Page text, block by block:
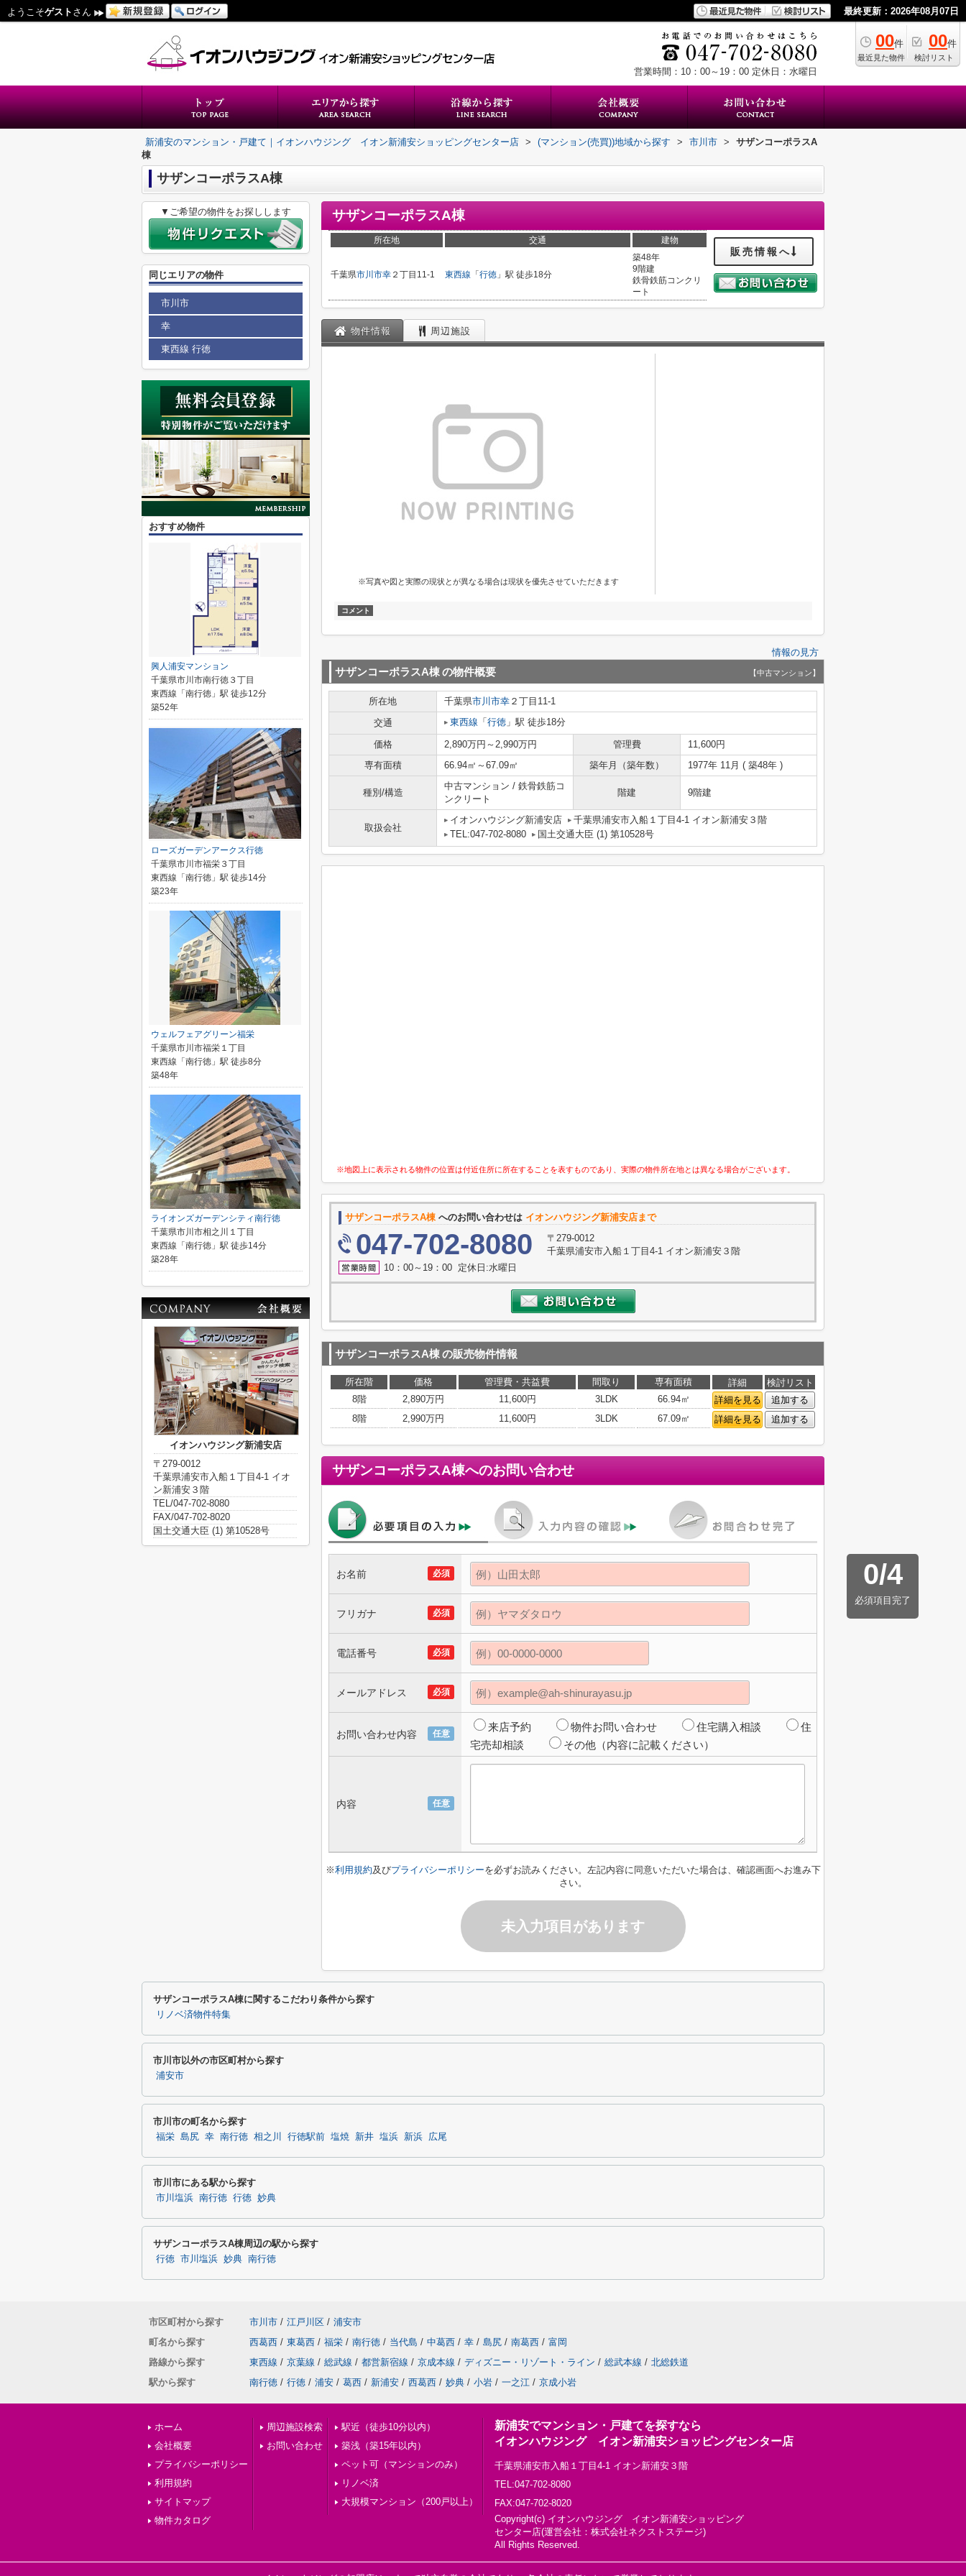
ようこそゲスト さん 最終更新：2026年08月07日
00件
最近見た物件
00件
検討リスト
営業時間：10：00～19：00 定休日：水曜日
新浦安のマンション・戸建て｜イオンハウジング イオン新浦安ショッピングセンター店 > (マンション(売買))地域から探す > 市川市 >
サザンコーポラスA
棟
サザンコーポラスA棟
サザンコーポラスA棟
所在地 交通 建物
千葉県市川市幸 ２丁目11-1 東西線 「 行徳 」駅 徒歩18分
築48年
9階建
鉄骨鉄筋コンクリ
ート
販売情報へ
物件情報 周辺施設
※写真や図と実際の現状とが異なる場合は現状を優先させていただきます
コメント
情報の見方
サザンコーポラスA棟の物件概要 【中古マンション】
所在地 千葉県市川市幸 ２丁目11-1
交通
東西線 「 行徳 」駅 徒歩18分
価格 2,890万円～2,990万円 管理費
11,600円
専有面積
66.94㎡～67.09㎡ 築年月（築年数） 1977年 11月 ( 築48年 )
種別/構造
中古マンション / 鉄骨鉄筋コ
ンクリート
階建 9階建
取扱会社
イオンハウジング新浦安店
千葉県浦安市入船１丁目4-1 イオン新浦安３階
TEL:047-702-8080
国土交通大臣 (1) 第10528号
※地図上に表示される物件の位置は付近住所に所在することを表すものであり、実際の物件所在地とは異なる場合がございます。
サザンコーポラスA棟 へのお問い合わせは イオンハウジング新浦安店まで
047-702-8080
〒279-0012
千葉県浦安市入船１丁目4-1 イオン新浦安３階
10：00～19：00 定休日:水曜日
サザンコーポラスA棟の販売物件情報
所在階 価格 管理費・共益費 間取り 専有面積 詳細
検討リスト
8階
2,890万円 11,600円 3LDK 66.94㎡ 詳細を見る
追加する
8階
2,990万円 11,600円 3LDK 67.09㎡ 詳細を見る 追加する
サザンコーポラスA棟へのお問い合わせ
0/4
必須項目完了
必須
お名前
必須
フリガナ
必須
電話番号
必須
メールアドレス
任意
お問い合わせ内容
来店予約 物件お問い合わせ 住宅購入相談
住
宅売却相談
その他（内容に記載ください）
任意
内容
※利用規約及びプライバシーポリシーを必ずお読みください。左記内容に同意いただいた場合は、確認画面へお進み下
さい。
未入力項目があります
▼ご希望の物件をお探しします
同じエリアの物件
市川市
幸
東西線 行徳
おすすめ物件
興人浦安マンション
千葉県市川市南行徳３丁目
東西線「南行徳」駅 徒歩12分
築52年
ローズガーデンアークス行徳
千葉県市川市福栄３丁目
東西線「南行徳」駅 徒歩14分
築23年
ウェルフェアグリーン福栄
千葉県市川市福栄１丁目
東西線「南行徳」駅 徒歩8分
築48年
ライオンズガーデンシティ南行徳
千葉県市川市相之川１丁目
東西線「南行徳」駅 徒歩14分
築28年
イオンハウジング新浦安店
〒279-0012
千葉県浦安市入船１丁目4-1 イオ
ン新浦安３階
TEL/047-702-8080
FAX/047-702-8020
国土交通大臣 (1) 第10528号
サザンコーポラスA棟に関するこだわり条件から探す
リノベ済物件特集
市川市以外の市区町村から探す
浦安市
市川市の町名から探す
福栄 島尻 幸 南行徳 相之川 行徳駅前 塩焼 新井 塩浜 新浜 広尾
市川市にある駅から探す
市川塩浜 南行徳 行徳 妙典
サザンコーポラスA棟周辺の駅から探す
行徳 市川塩浜 妙典 南行徳
市区町村から探す 市川市 / 江戸川区 / 浦安市
町名から探す
西葛西 / 東葛西 / 福栄 / 南行徳 / 当代島 / 中葛西 / 幸 / 島尻 / 南葛西 / 富岡
路線から探す
東西線 / 京葉線 / 総武線 / 都営新宿線 / 京成本線 / ディズニー・リゾート・ライン / 総武本線 / 北総鉄道
駅から探す
南行徳 / 行徳 / 浦安 / 葛西 / 新浦安 / 西葛西 / 妙典 / 小岩 / 一之江 / 京成小岩
ホーム
会社概要
プライバシーポリシー
利用規約
サイトマップ
物件カタログ
周辺施設検索
お問い合わせ
駅近（徒歩10分以内）
築浅（築15年以内）
ペット可（マンションのみ）
リノベ済
大規模マンション（200戸以上）
新浦安でマンション・戸建てを探すなら
イオンハウジング イオン新浦安ショッピングセンター店
千葉県浦安市入船１丁目4-1 イオン新浦安３階
TEL:047-702-8080
FAX:047-702-8020
Copyright(c) イオンハウジング イオン新浦安ショッピング
センター店(運営会社：株式会社ネクストステージ)
All Rights Reserved.